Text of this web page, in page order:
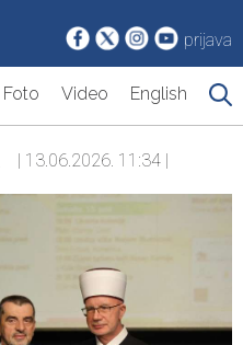
prijava
Foto Video English
| 13.06.2026. 11:34 |